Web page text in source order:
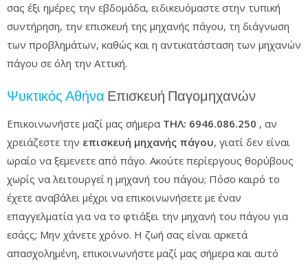
σας έξι ημέρες την εβδομάδα, ειδικευόμαστε στην τυπική
συντήρηση, την επισκευή της μηχανής πάγου, τη διάγνωση
των προβλημάτων, καθώς και η αντικατάσταση των μηχανών
πάγου σε όλη την Αττική.
Ψυκτικός Αθήνα Επισκευή Παγομηχανών
Επικοινωνήστε μαζί μας σήμερα ΤΗΛ: 6946.086.250 , αν
χρειάζεστε την επισκευή μηχανής πάγου, γιατί δεν είναι
ωραίο να ξεμενετε από πάγο. Ακούτε περίεργους θορύβους
χωρίς να λειτουργεί η μηχανή του πάγου; Πόσο καιρό το
έχετε αναβάλει μέχρι να επικοινωνήσετε με έναν
επαγγελματία για να το φτιάξει την μηχανή του πάγου για
εσάςς; Μην χάνετε χρόνο. Η ζωή σας είναι αρκετά
απασχολημένη, επικοινωνήστε μαζί μας σήμερα και αυτό